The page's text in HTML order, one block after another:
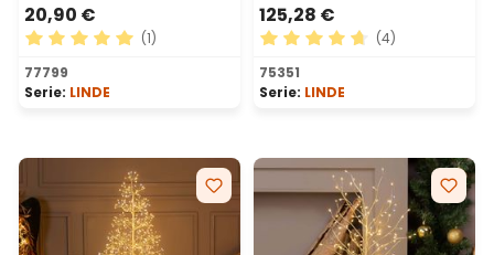
20,90 €
Durchschnittliche Bewertung von 5 von 5 Sternen
(1)
77799
Serie: LINDE
125,28 €
Durchschnittliche
(4)
75351
Serie: LINDE